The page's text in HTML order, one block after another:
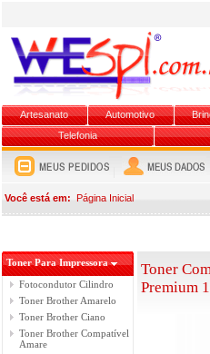
Artesanato Automotivo
Telefonia
Você está em: Página Inicial
Toner Para Impressora
Fotocondutor Cilindro
Toner Brother Amarelo
Toner Brother Ciano
Toner Brother Compatível
Amare
Toner
Premium